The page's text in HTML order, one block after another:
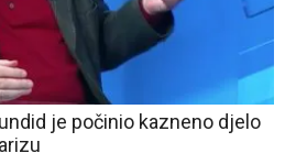
je počinio kazneno djelo